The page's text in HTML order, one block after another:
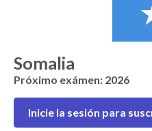
Somalia
Próximo exámen: 2026
Inicie la sesión para